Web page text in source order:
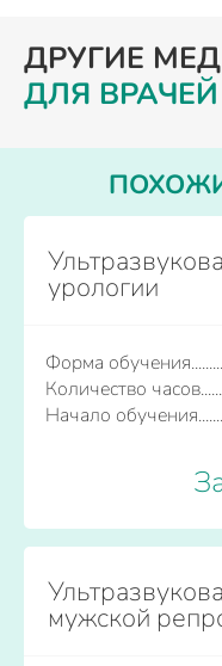
ДРУГИЕ
ДЛЯ ВРАЧЕЙ
урологии
Форма обучения
Количество часов
Начало обучения
мужской